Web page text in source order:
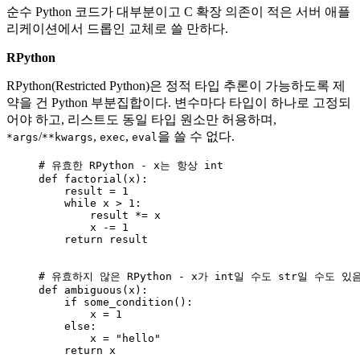
순수 Python 코드가 대부분이고 C 확장 의존이 적은 서버 애플
리케이션에서 드롭인 교체로 쓸 만하다.
RPython
RPython(Restricted Python)은 정적 타입 추론이 가능하도록 제
약을 건 Python 부분집합이다. 변수마다 타입이 하나로 고정되
어야 하고, 리스트도 동일 타입 원소만 허용하며,
*args/**kwargs, exec, eval을 쓸 수 없다.
# 유효한 RPython - x는 항상 int
def
factorial ( x ) :
result = 1
while x > 1 :
result *= x
x
-= 1
return result
# 유효하지 않은 RPython - x가 int일 수도 str일 수도 있
def
ambiguous ( x ) :
if
some_condition ():
x = 1
else :
x = " hello "
return x